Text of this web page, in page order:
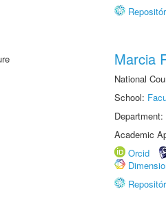
Marcia
National
School:
Department:
Academic
Orcid